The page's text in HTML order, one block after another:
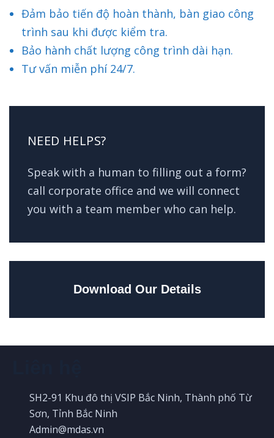
Đảm bảo tiến độ hoàn thành, bàn giao công
trình sau khi được kiểm tra.
Bảo hành chất lượng công trình dài hạn.
Tư vấn miễn phí 24/7.
NEED HELPS?
Speak with a human to filling out a form?
call corporate office and we will connect
you with a team member who can help.
Download Our Details
SH2-91 Khu đô thị VSIP Bắc Ninh, Thành phố Từ
Sơn, Tỉnh Bắc Ninh
Admin@mdas.vn